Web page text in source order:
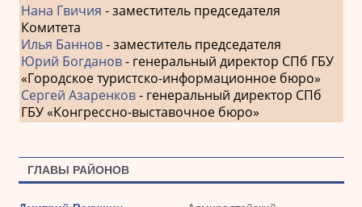
Нана Гвичия - заместитель председателя
Комитета
Илья Баннов- заместитель председателя
Юрий Богданов- генеральный директор СПб ГБУ
«Городское туристско-информационное бюро»
Сергей Азаренков- генеральный директор СПб
ГБУ «Конгрессно-выставочное бюро»
ГЛАВЫ РАЙОНОВ